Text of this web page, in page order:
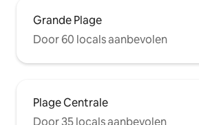
Grande Plage
Door 60 locals aanbevolen
Plage Centrale
Door 35 locals aanbevolen